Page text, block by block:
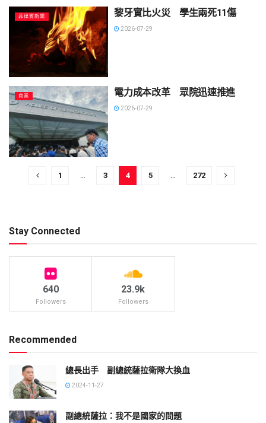
菲律賓新聞 黎牙實比火災 學生兩死11傷
2026-07-29
商業 電力成本改革 眾院迅速推進
2026-07-29
1 3 4 5 272
Stay Connected
640
Followers
23.9k
Followers
Recommended
總長出手 副總統薩拉衛隊大換血
2024-11-27
副總統薩拉：我不是國家的問題